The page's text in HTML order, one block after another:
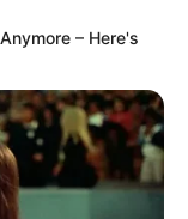
– Here's